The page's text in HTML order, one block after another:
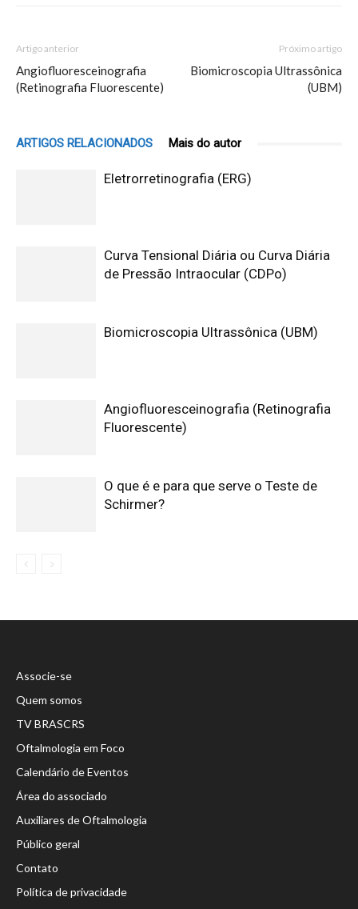
Artigo anterior
Angiofluoresceinografia
(Retinografia Fluorescente)
Próximo artigo
Biomicroscopia Ultrassônica
(UBM)
ARTIGOS RELACIONADOS Mais do autor
Eletrorretinografia (ERG)
Curva Tensional Diária ou Curva Diária
de Pressão Intraocular (CDPo)
Biomicroscopia Ultrassônica (UBM)
Angiofluoresceinografia (Retinografia
Fluorescente)
O que é e para que serve o Teste de
Schirmer?
Associe-se
Quem somos
TV BRASCRS
Oftalmologia em Foco
Calendário de Eventos
Área do associado
Auxiliares de Oftalmologia
Público geral
Contato
Política de privacidade